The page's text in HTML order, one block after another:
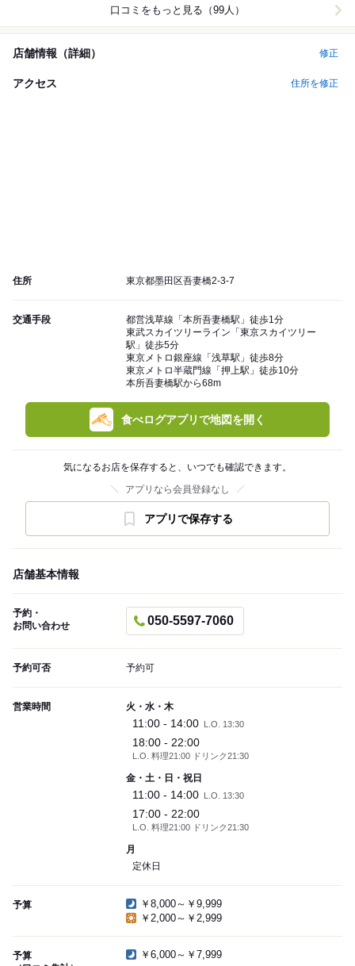
口コミをもっと見る（99人）
店舗情報（詳細） 修正
アクセス 住所を修正
住所 東京都墨田区吾妻橋2-3-7
交通手段
都営浅草線「本所吾妻橋駅」徒歩1分
東武スカイツリーライン「東京スカイツリー
駅」徒歩5分
東京メトロ銀座線「浅草駅」徒歩8分
東京メトロ半蔵門線「押上駅」徒歩10分
本所吾妻橋駅から68m
食べログアプリで地図を開く
気になるお店を保存すると、いつでも確認できます。
アプリなら会員登録なし
アプリで保存する
店舗基本情報
予約・
お問い合わせ
050-5597-7060
予約可否 予約可
営業時間 火・水・木
11:00 - 14:00 L.O. 13:30
18:00 - 22:00
L.O. 料理21:00 ドリンク21:30
金・土・日・祝日
11:00 - 14:00 L.O. 13:30
17:00 - 22:00
L.O. 料理21:00 ドリンク21:30
月
定休日
予算
￥8,000～￥9,999
￥2,000～￥2,999
予算
￥6,000～￥7,999